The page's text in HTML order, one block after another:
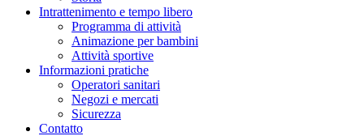
Intrattenimento e tempo libero
Programma di attività
Animazione per bambini
Attività sportive
Informazioni pratiche
Operatori sanitari
Negozi e mercati
Sicurezza
Contatto